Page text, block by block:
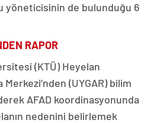
yöneticisinin de bulunduğu 6
RAPOR
(KTÜ) Heyelan
(UYGAR) bilim
AFAD koordinasyonunda
nedenini belirlemek